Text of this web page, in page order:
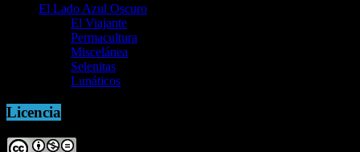
El Lado Azul Oscuro
El Viajante
Permacultura
Miscelánea
Selenitas
Lunáticos
Licencia